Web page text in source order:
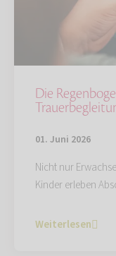
Die
01. Juni 2026
Nicht nur
Kinder erleben
Weiterlesen